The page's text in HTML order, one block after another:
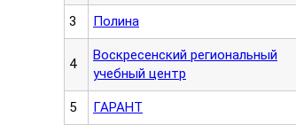
3 Полина
4
Воскресенский региональный
учебный центр
5 ГАРАНТ